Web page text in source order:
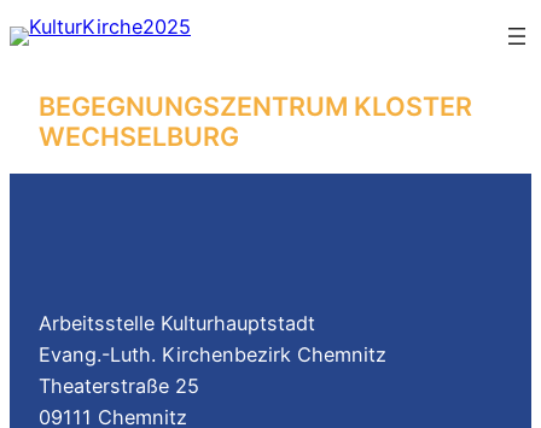
Zum
BEGEGNUNGSZENTRUM KLOSTER
WECHSELBURG
Arbeitsstelle Kulturhauptstadt
Evang.-Luth. Kirchenbezirk Chemnitz
Theaterstraße 25
09111 Chemnitz